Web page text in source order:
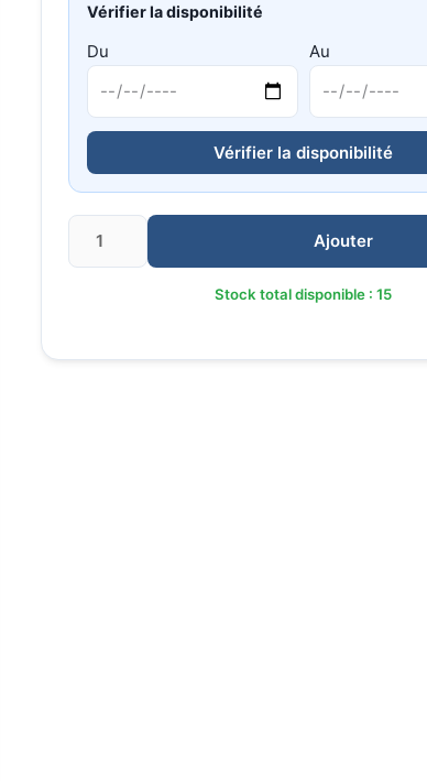
Vérifier la disponibilité
Du Au
Vérifier la disponibilité
Quantité
Ajouter
Stock total disponible : 15